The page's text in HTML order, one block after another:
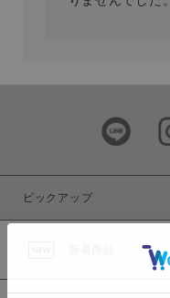
ブランド
ピックアップ